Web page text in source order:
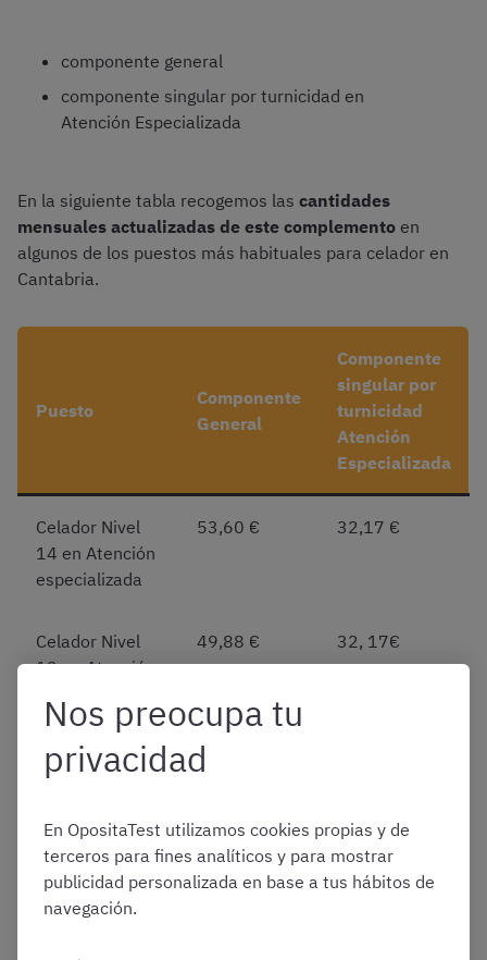
componente general
componente singular por turnicidad en
Atención Especializada
En la siguiente tabla recogemos las cantidades
mensuales actualizadas de este complemento en
algunos de los puestos más habituales para celador en
Cantabria.
Puesto
Componente
General
Componente
singular por
turnicidad
Atención
Especializada
Celador Nivel
14 en Atención
especializada
53,60 € 32,17 €
Celador Nivel
13 en Atención
49,88 € 32, 17€
Celador Nivel
14 en Atención
37,54 €
Celador Nivel
13 en Atención
Primaria
33,81 €
Nos preocupa tu
privacidad
En OpositaTest utilizamos cookies propias y de
terceros para fines analíticos y para mostrar
publicidad personalizada en base a tus hábitos de
navegación.